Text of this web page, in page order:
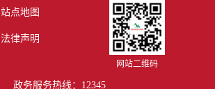
站点地图
法律声明
网站二维码
政务服务热线：12345